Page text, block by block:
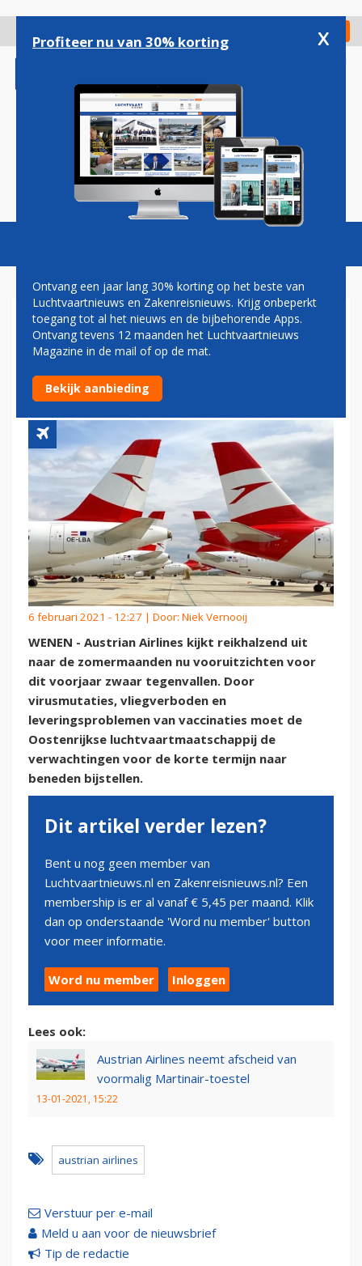
gaan
Check in
Magazine Podcasts Vacatures
AUSTRIAN AIRLINES KIJKT
REIKHALZEND UIT NAAR
ZOMERMAANDEN
6 februari 2021 - 12:27 | Door: Niek Vernooij
WENEN - Austrian Airlines kijkt reikhalzend uit
naar de zomermaanden nu vooruitzichten voor
dit voorjaar zwaar tegenvallen. Door
virusmutaties, vliegverboden en
leveringsproblemen van vaccinaties moet de
Oostenrijkse luchtvaartmaatschappij de
verwachtingen voor de korte termijn naar
beneden bijstellen.
Dit artikel verder lezen?
Bent u nog geen member van
Luchtvaartnieuws.nl en Zakenreisnieuws.nl? Een
membership is er al vanaf € 5,45 per maand. Klik
dan op onderstaande 'Word nu member' button
voor meer informatie.
Word nu member Inloggen
Lees ook:
Austrian Airlines neemt afscheid van
voormalig Martinair-toestel
13-01-2021, 15:22
austrian airlines
Verstuur per e-mail
Meld u aan voor de nieuwsbrief
Tip de redactie
Profiteer nu van 30% korting x
Ontvang een jaar lang 30% korting op het beste van
Luchtvaartnieuws en Zakenreisnieuws. Krijg onbeperkt
toegang tot al het nieuws en de bijbehorende Apps.
Ontvang tevens 12 maanden het Luchtvaartnieuws
Magazine in de mail of op de mat.
Bekijk aanbieding